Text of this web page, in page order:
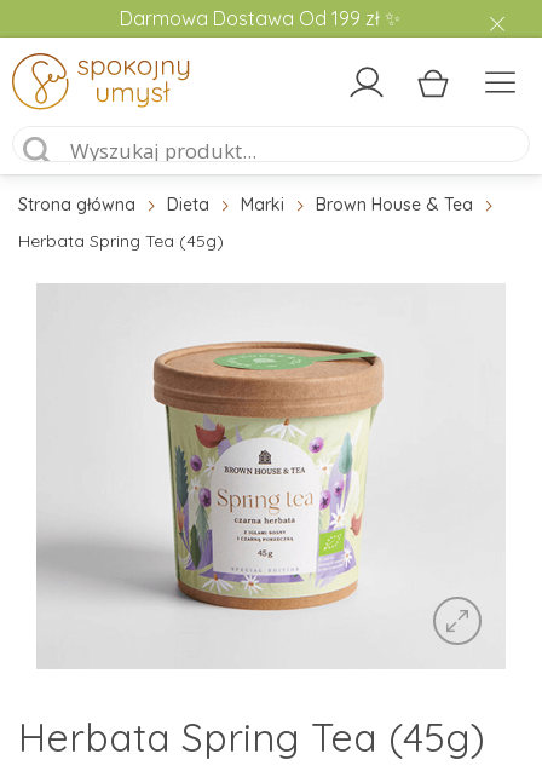
Darmowa Dostawa Od 199 zł ✨
Strona główna Dieta Marki
Brown House & Tea
Herbata Spring Tea (45g)
Herbata Spring Tea (45g)